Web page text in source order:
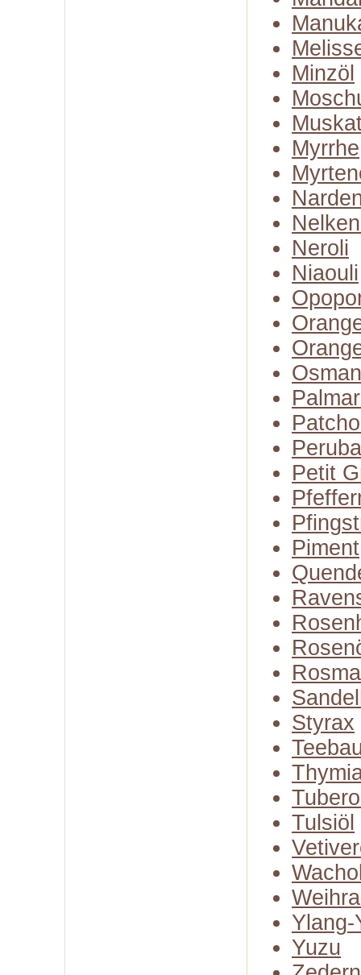
Minzöl
Myrrhe
Neroli
Niaouli
Petit
Piment
Styrax
Tulsiöl
Ylang-
Yuzu